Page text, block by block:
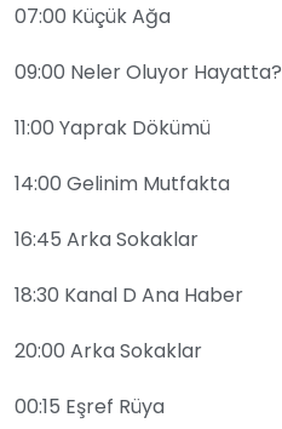
07:00 Küçük Ağa
09:00 Neler Oluyor Hayatta?
11:00 Yaprak Dökümü
14:00 Gelinim Mutfakta
16:45 Arka Sokaklar
18:30 Kanal D Ana Haber
20:00 Arka Sokaklar
00:15 Eşref Rüya